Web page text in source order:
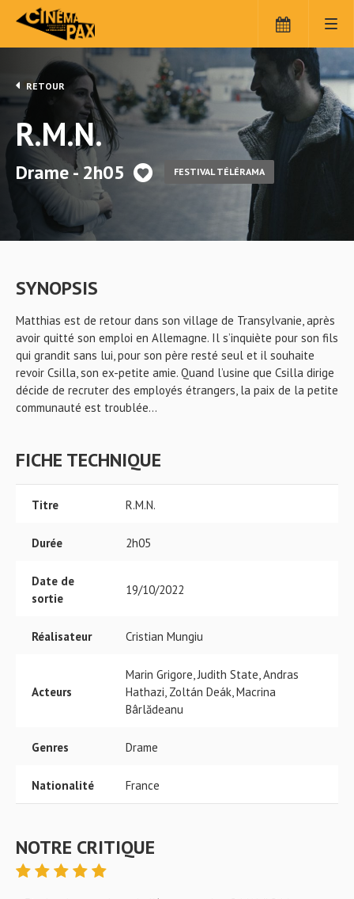
RETOUR
R.M.N.
Drame - 2h05 FESTIVAL TÉLÉRAMA
SYNOPSIS
Matthias est de retour dans son village de Transylvanie, après
avoir quitté son emploi en Allemagne. Il s’inquiète pour son fils
qui grandit sans lui, pour son père resté seul et il souhaite
revoir Csilla, son ex-petite amie. Quand l’usine que Csilla dirige
décide de recruter des employés étrangers, la paix de la petite
communauté est troublée…
FICHE TECHNIQUE
Titre R.M.N.
Durée 2h05
Date de
sortie
19/10/2022
Réalisateur Cristian Mungiu
Acteurs
Marin Grigore, Judith State, Andras
Hathazi, Zoltán Deák, Macrina
Bârlădeanu
Genres Drame
Nationalité France
NOTRE CRITIQUE